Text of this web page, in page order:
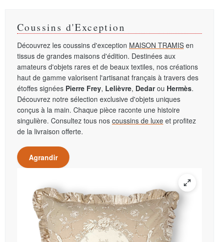
Coussins d'Exception
Découvrez les coussins d'exception MAISON TRAMIS en
tissus de grandes maisons d'édition. Destinées aux
amateurs d'objets rares et de beaux textiles, nos créations
haut de gamme valorisent l'artisanat français à travers des
étoffes signées Pierre Frey, Lelièvre, Dedarou Hermès.
Découvrez notre sélection exclusive d'objets uniques
conçus à la main. Chaque pièce raconte une histoire
singulière. Consultez tous nos coussins de luxe et profitez
de la livraison offerte.
Agrandir